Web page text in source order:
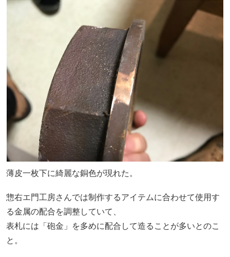
薄皮一枚下に綺麗な銅色が現れた。
惣右エ門工房さんでは制作するアイテムに合わせて使用す
る金属の配合を調整していて、
表札には「砲金」を多めに配合して造ることが多いとのこ
と。